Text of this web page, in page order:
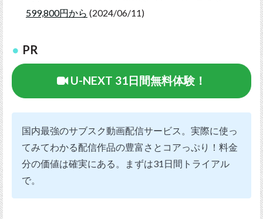
599,800円から (2024/06/11)
PR
U-NEXT 31日間無料体験！
国内最強のサブスク動画配信サービス。実際に使っ
てみてわかる配信作品の豊富さとコアっぷり！料金
分の価値は確実にある。まずは31日間トライアル
で。